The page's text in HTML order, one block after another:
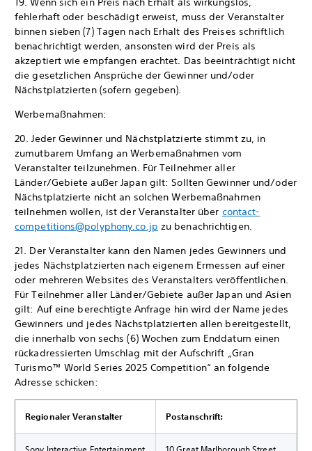
fehlerhaft oder beschädigt erweist, muss der Veranstalter
binnen sieben (7) Tagen nach Erhalt des Preises schriftlich
benachrichtigt werden, ansonsten wird der Preis als
akzeptiert wie empfangen erachtet. Das beeinträchtigt nicht
die gesetzlichen Ansprüche der Gewinner und/oder
Nächstplatzierten (sofern gegeben).
Werbemaßnahmen:
20. Jeder Gewinner und Nächstplatzierte stimmt zu, in
zumutbarem Umfang an Werbemaßnahmen vom
Veranstalter teilzunehmen. Für Teilnehmer aller
Länder/Gebiete außer Japan gilt: Sollten Gewinner und/oder
Nächstplatzierte nicht an solchen Werbemaßnahmen
teilnehmen wollen, ist der Veranstalter über contact-
competitions@polyphony.co.jp zu benachrichtigen.
21. Der Veranstalter kann den Namen jedes Gewinners und
jedes Nächstplatzierten nach eigenem Ermessen auf einer
oder mehreren Websites des Veranstalters veröffentlichen.
Für Teilnehmer aller Länder/Gebiete außer Japan und Asien
gilt: Auf eine berechtigte Anfrage hin wird der Name jedes
Gewinners und jedes Nächstplatzierten allen bereitgestellt,
die innerhalb von sechs (6) Wochen zum Enddatum einen
rückadressierten Umschlag mit der Aufschrift „Gran
Turismo™ World Series 2025 Competition“ an folgende
Adresse schicken:
Regionaler Veranstalter Postanschrift: